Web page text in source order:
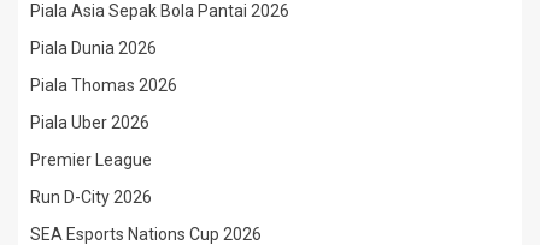
Piala Asia Sepak Bola Pantai 2026
Piala Dunia 2026
Piala Thomas 2026
Piala Uber 2026
Premier League
Run D-City 2026
SEA Esports Nations Cup 2026